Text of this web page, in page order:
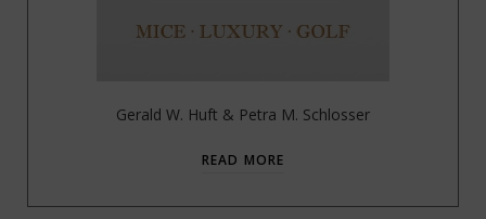
Gerald W. Huft & Petra M. Schlosser
READ MORE